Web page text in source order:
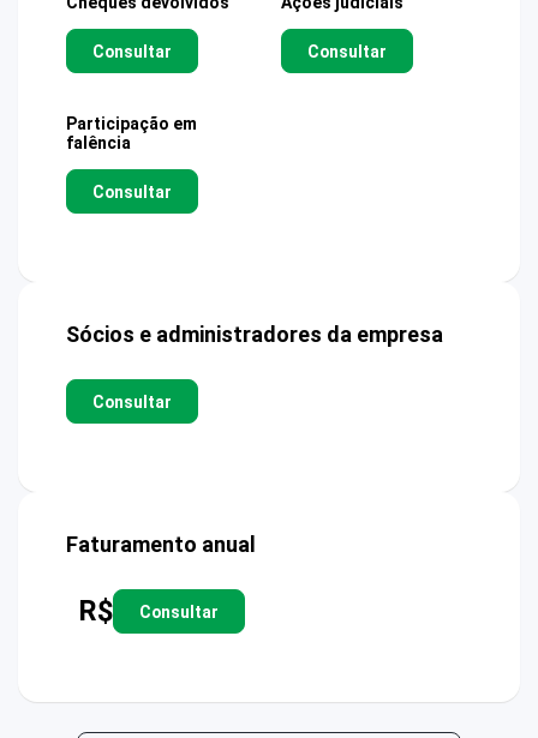
Consultar Consultar
Participação em
falência
Consultar
Sócios e administradores da empresa
Consultar
Faturamento anual
R$ Consultar